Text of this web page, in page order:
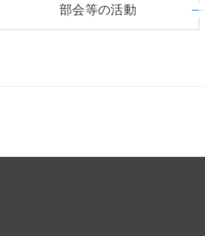
部会等の活動